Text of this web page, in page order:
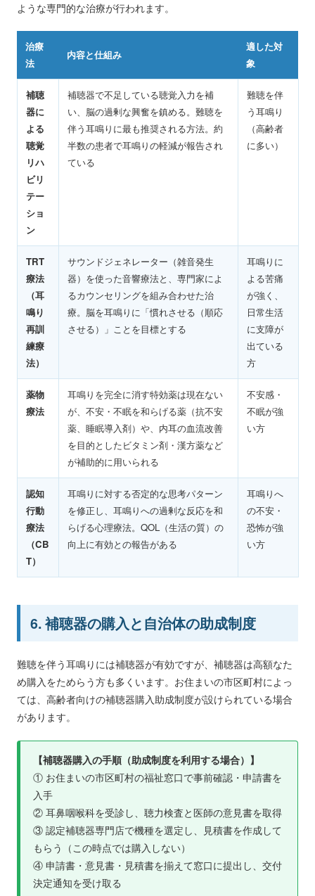
ような専門的な治療が行われます。
治療
法
内容と仕組み
適した対
象
補聴
器に
よる
聴覚
リハ
ビリ
テー
ショ
ン
補聴器で不足している聴覚入力を補
い、脳の過剰な興奮を鎮める。難聴を
伴う耳鳴りに最も推奨される方法。約
半数の患者で耳鳴りの軽減が報告され
ている
難聴を伴
う耳鳴り
（高齢者
に多い）
TRT
療法
（耳
鳴り
再訓
練療
法）
サウンドジェネレーター（雑音発生
器）を使った音響療法と、専門家によ
るカウンセリングを組み合わせた治
療。脳を耳鳴りに「慣れさせる（順応
させる）」ことを目標とする
耳鳴りに
よる苦痛
が強く、
日常生活
に支障が
出ている
方
薬物
療法
耳鳴りを完全に消す特効薬は現在ない
が、不安・不眠を和らげる薬（抗不安
薬、睡眠導入剤）や、内耳の血流改善
を目的としたビタミン剤・漢方薬など
が補助的に用いられる
不安感・
不眠が強
い方
認知
行動
療法
（CB
T）
耳鳴りに対する否定的な思考パターン
を修正し、耳鳴りへの過剰な反応を和
らげる心理療法。QOL（生活の質）の
向上に有効との報告がある
耳鳴りへ
の不安・
恐怖が強
い方
6. 補聴器の購入と自治体の助成制度
難聴を伴う耳鳴りには補聴器が有効ですが、補聴器は高額なた
め購入をためらう方も多くいます。お住まいの市区町村によっ
ては、高齢者向けの補聴器購入助成制度が設けられている場合
があります。
【補聴器購入の手順（助成制度を利用する場合）】
① お住まいの市区町村の福祉窓口で事前確認・申請書を
入手
② 耳鼻咽喉科を受診し、聴力検査と医師の意見書を取得
③ 認定補聴器専門店で機種を選定し、見積書を作成して
もらう（この時点では購入しない）
④ 申請書・意見書・見積書を揃えて窓口に提出し、交付
決定通知を受け取る